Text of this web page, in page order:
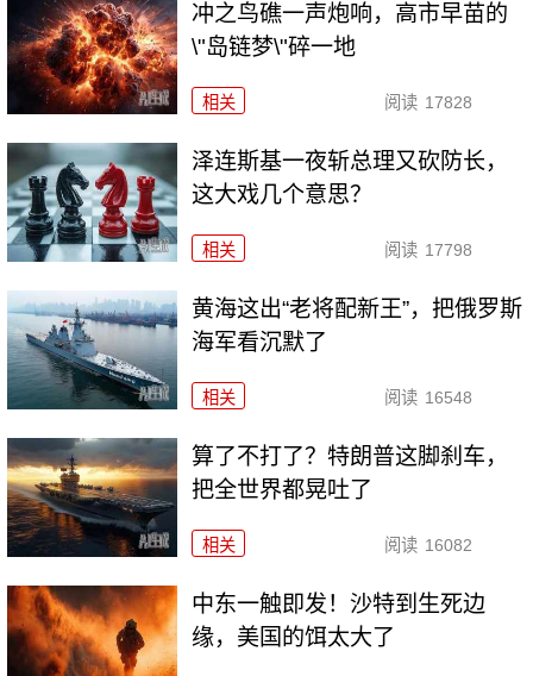
冲之鸟礁一声炮响，高市早苗的
\"岛链梦\"碎一地
相关 阅读 17828
泽连斯基一夜斩总理又砍防长，
这大戏几个意思？
相关 阅读 17798
黄海这出“老将配新王”，把俄罗斯
海军看沉默了
相关 阅读 16548
算了不打了？特朗普这脚刹车，
把全世界都晃吐了
相关 阅读 16082
中东一触即发！沙特到生死边
缘，美国的饵太大了